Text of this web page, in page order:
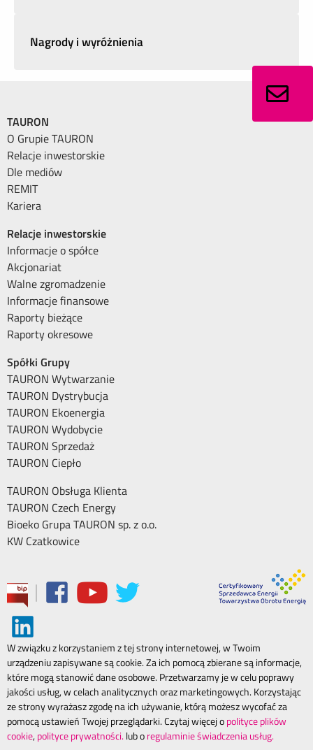
Nagrody i wyróżnienia
TAURON
O Grupie TAURON
Relacje inwestorskie
Dle mediów
REMIT
Kariera
Relacje inwestorskie
Informacje o spółce
Akcjonariat
Walne zgromadzenie
Informacje finansowe
Raporty bieżące
Raporty okresowe
Spółki Grupy
TAURON Wytwarzanie
TAURON Dystrybucja
TAURON Ekoenergia
TAURON Wydobycie
TAURON Sprzedaż
TAURON Ciepło
TAURON Obsługa Klienta
TAURON Czech Energy
Bioeko Grupa TAURON sp. z o.o.
KW Czatkowice
|
W związku z korzystaniem z tej strony internetowej, w Twoim
urządzeniu zapisywane są cookie. Za ich pomocą zbierane są informacje,
które mogą stanowić dane osobowe. Przetwarzamy je w celu poprawy
jakości usług, w celach analitycznych oraz marketingowych. Korzystając
ze strony wyrażasz zgodę na ich używanie, którą możesz wycofać za
pomocą ustawień Twojej przeglądarki. Czytaj więcej opolityce plików
cookie,polityce prywatności. lub oregulaminie świadczenia usług.